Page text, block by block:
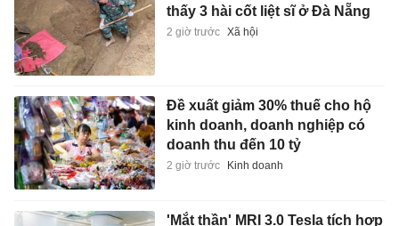
thấy 3 hài cốt liệt sĩ ở Đà Nẵng
2 giờ trước Xã hội
Đề xuất giảm 30% thuế cho hộ
kinh doanh, doanh nghiệp có
doanh thu đến 10 tỷ
2 giờ trước Kinh doanh
'Mắt thần' MRI 3.0 Tesla tích hợp